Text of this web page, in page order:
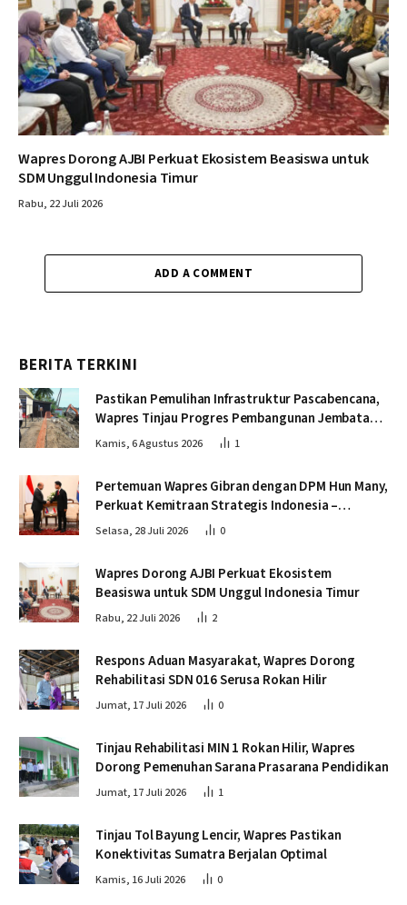
Wapres Dorong AJBI Perkuat Ekosistem Beasiswa untuk
SDM Unggul Indonesia Timur
Rabu, 22 Juli 2026
ADD A COMMENT
BERITA TERKINI
Pastikan Pemulihan Infrastruktur Pascabencana,
Wapres Tinjau Progres Pembangunan Jembatan
Krueng Tingkeum Bireuen
Kamis, 6 Agustus 2026 1
Pertemuan Wapres Gibran dengan DPM Hun Many,
Perkuat Kemitraan Strategis Indonesia –
Kamboja
Selasa, 28 Juli 2026 0
Wapres Dorong AJBI Perkuat Ekosistem
Beasiswa untuk SDM Unggul Indonesia Timur
Rabu, 22 Juli 2026 2
Respons Aduan Masyarakat, Wapres Dorong
Rehabilitasi SDN 016 Serusa Rokan Hilir
Jumat, 17 Juli 2026 0
Tinjau Rehabilitasi MIN 1 Rokan Hilir, Wapres
Dorong Pemenuhan Sarana Prasarana Pendidikan
Jumat, 17 Juli 2026 1
Tinjau Tol Bayung Lencir, Wapres Pastikan
Konektivitas Sumatra Berjalan Optimal
Kamis, 16 Juli 2026 0